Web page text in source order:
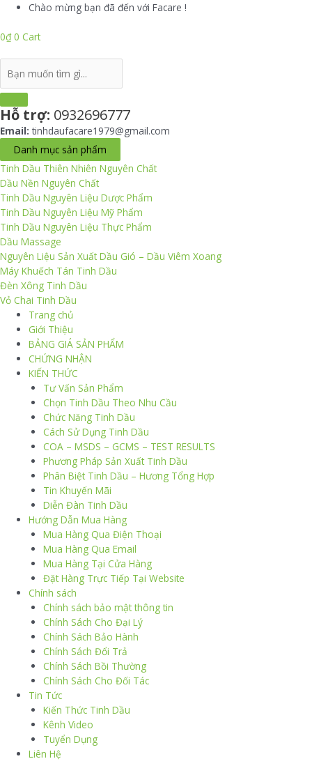
Skip
content
Chào mừng bạn đã đến với Facare !
0₫ 0 Cart
Hỗ trợ: 0932696777
Email: tinhdaufacare1979@gmail.com
Danh mục sản phẩm
Tinh Dầu Thiên Nhiên Nguyên Chất
Dầu Nền Nguyên Chất
Tinh Dầu Nguyên Liệu Dược Phẩm
Tinh Dầu Nguyên Liệu Mỹ Phẩm
Tinh Dầu Nguyên Liệu Thực Phẩm
Dầu Massage
Nguyên Liệu Sản Xuất Dầu Gió – Dầu Viêm Xoang
Máy Khuếch Tán Tinh Dầu
Đèn Xông Tinh Dầu
Vỏ Chai Tinh Dầu
Trang chủ
Giới Thiệu
BẢNG GIÁ SẢN PHẨM
CHỨNG NHẬN
KIẾN THỨC
Tư Vấn Sản Phẩm
Chọn Tinh Dầu Theo Nhu Cầu
Chức Năng Tinh Dầu
Cách Sử Dụng Tinh Dầu
COA – MSDS – GCMS – TEST RESULTS
Phương Pháp Sản Xuất Tinh Dầu
Phân Biệt Tinh Dầu – Hương Tổng Hợp
Tin Khuyến Mãi
Diễn Đàn Tinh Dầu
Hướng Dẫn Mua Hàng
Mua Hàng Qua Điện Thoại
Mua Hàng Qua Email
Mua Hàng Tại Cửa Hàng
Đặt Hàng Trực Tiếp Tại Website
Chính sách
Chính sách bảo mật thông tin
Chính Sách Cho Đại Lý
Chính Sách Bảo Hành
Chính Sách Đổi Trả
Chính Sách Bồi Thường
Chính Sách Cho Đối Tác
Tin Tức
Kiến Thức Tinh Dầu
Kênh Video
Tuyển Dụng
Liên Hệ